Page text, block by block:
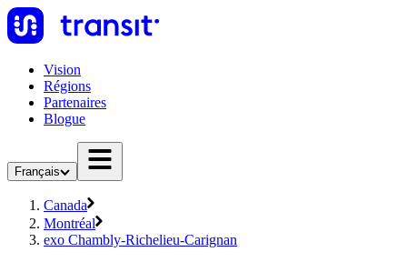
Vision
Régions
Partenaires
Blogue
Français
Canada
Montréal
exo Chambly-Richelieu-Carignan